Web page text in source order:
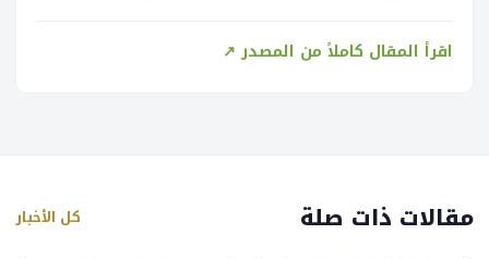
اقرأ المقال كاملاً من المصدر ↗
مقالات ذات صلة كل الأخبار